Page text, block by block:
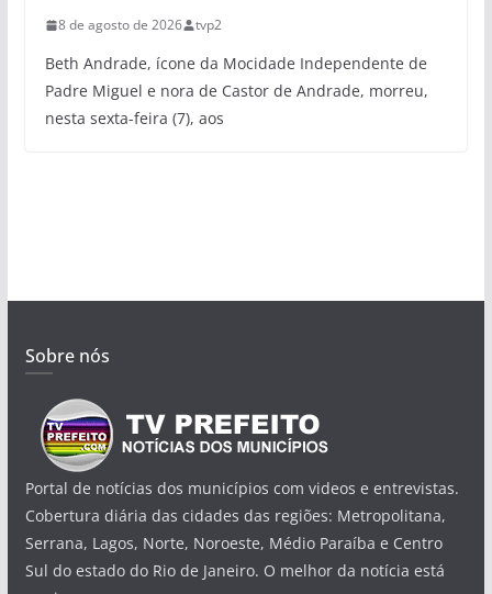
8 de agosto de 2026 tvp2
Beth Andrade, ícone da Mocidade Independente de
Padre Miguel e nora de Castor de Andrade, morreu,
nesta sexta-feira (7), aos
Sobre nós
Portal de notícias dos municípios com videos e entrevistas.
Cobertura diária das cidades das regiões: Metropolitana,
Serrana, Lagos, Norte, Noroeste, Médio Paraíba e Centro
Sul do estado do Rio de Janeiro. O melhor da notícia está